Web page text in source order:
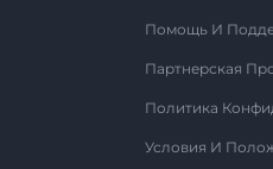
Помощь И
Партнерская
Политика
Условия И